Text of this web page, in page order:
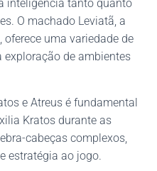
inteligência tanto quanto
O machado Leviatã, a
uma variedade de
de ambientes
e Atreus é fundamental
Kratos durante as
cabeças complexos,
estratégia ao jogo.